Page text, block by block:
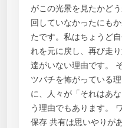
がこの光景を見たかど
回していなかったにも
たです。私はちょうど
れを元に戻し、再び走
達がいない理由です。
ツバチを怖がっている
に、人々が「それはあ
う理由でもあります。
保存 共有は思いやりが